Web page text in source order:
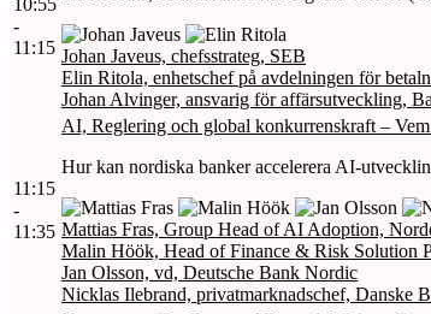
-
11:15 Johan Javeus, chefsstrateg, SEB
Elin Ritola, enhetschef på avdelningen för
Johan Alvinger, ansvarig för affärsutveckling,
11:15
-
11:35
AI, Reglering och global konkurrenskraft –
Hur kan nordiska banker accelerera AI-
Mattias Fras, Group Head of AI Adoption,
Malin Höök, Head of Finance & Risk Solution
Jan Olsson, vd, Deutsche Bank Nordic
Nicklas Ilebrand, privatmarknadschef, Danske